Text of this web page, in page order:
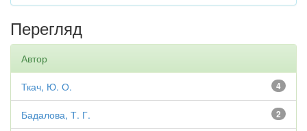
Перегляд
Автор
4
Ткач, Ю. О.
2
Бадалова, Т. Г.